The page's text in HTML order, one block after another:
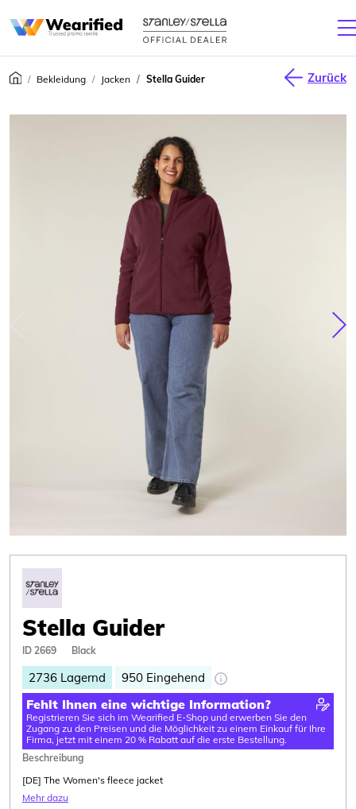
Bekleidung Jacken Stella Guider Zurück
Stella Guider
ID 2669 Black
2736 Lagernd 950 Eingehend
Fehlt Ihnen eine wichtige Information?
Registrieren Sie sich im Wearified E-Shop und erwerben Sie den
Zugang zu den Preisen und die Möglichkeit zu einem Einkauf für Ihre
Firma, jetzt mit einem 20 % Rabatt auf die erste Bestellung.
Beschreibung
[DE] The Women's fleece jacket
Mehr dazu